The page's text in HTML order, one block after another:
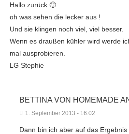
Hallo zurück 🙂
oh was sehen die lecker aus !
Und sie klingen noch viel, viel besser.
Wenn es draußen kühler wird werde
mal ausprobieren.
LG Stephie
BETTINA VON HOMEMADE
1. September 2013 - 16:02
Dann bin ich aber auf das